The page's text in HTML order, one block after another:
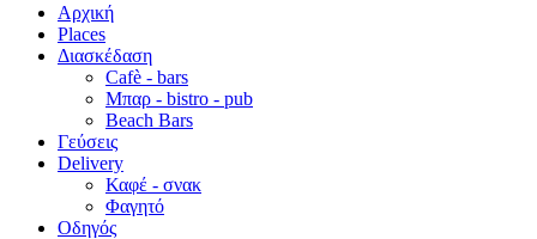
Αρχική
Places
Διασκέδαση
Cafè - bars
Μπαρ - bistro - pub
Beach Bars
Γεύσεις
Delivery
Καφέ - σνακ
Φαγητό
Οδηγός